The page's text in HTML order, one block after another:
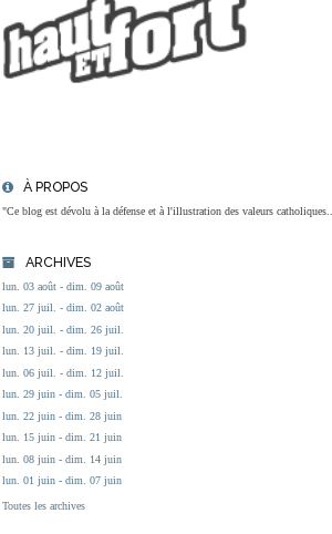
À PROPOS
"Ce blog est dévolu à la défense et à l'illustration des valeurs catholiques...
ARCHIVES
lun. 03 août - dim. 09 août
lun. 27 juil. - dim. 02 août
lun. 20 juil. - dim. 26 juil.
lun. 13 juil. - dim. 19 juil.
lun. 06 juil. - dim. 12 juil.
lun. 29 juin - dim. 05 juil.
lun. 22 juin - dim. 28 juin
lun. 15 juin - dim. 21 juin
lun. 08 juin - dim. 14 juin
lun. 01 juin - dim. 07 juin
Toutes les archives